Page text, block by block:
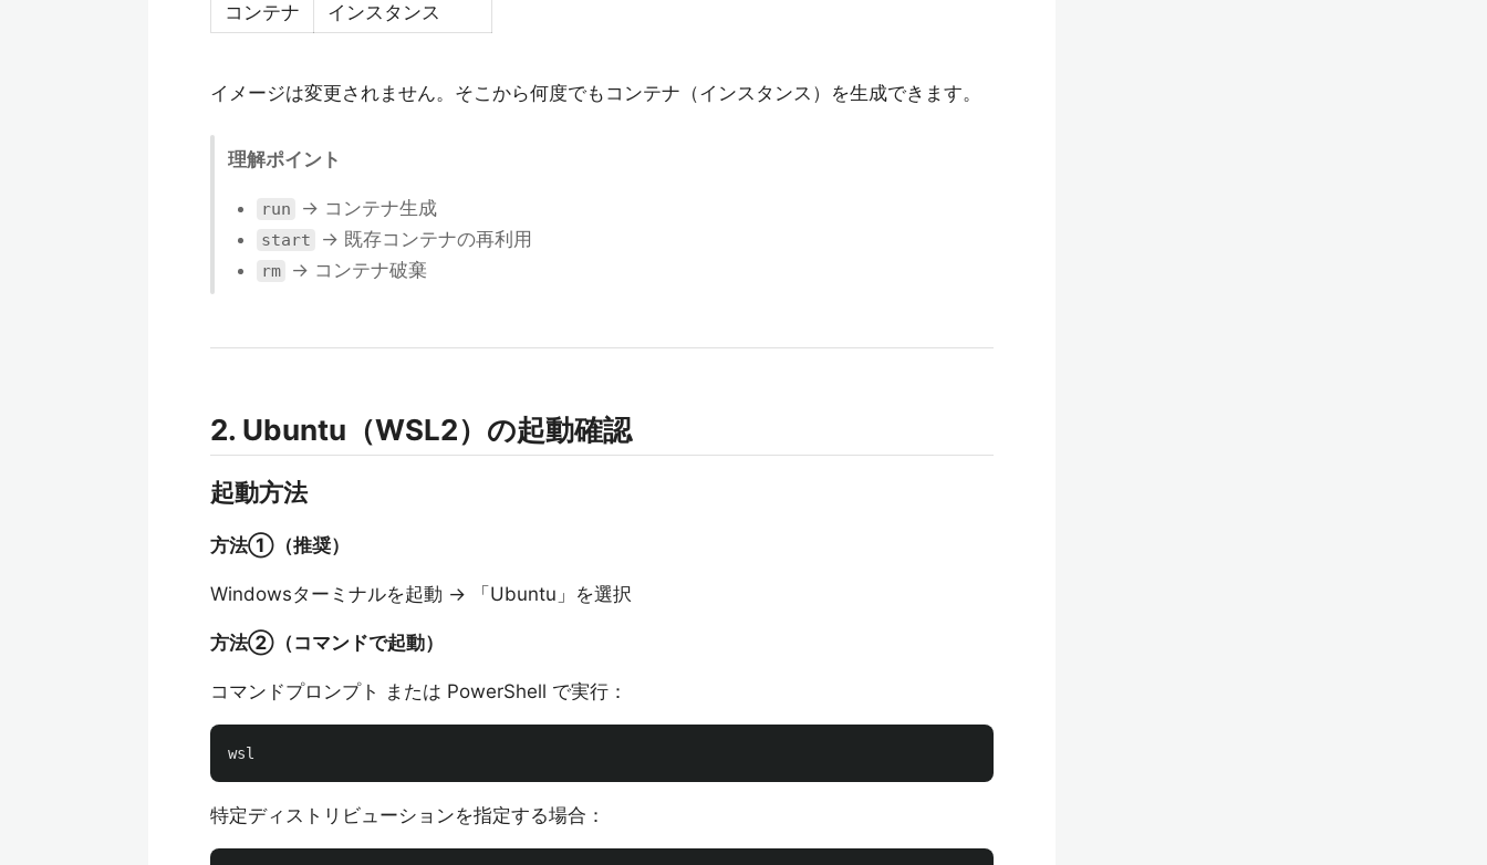
コンテナ
インスタンス
イメージは変更されません。そこから何度でもコンテナ（インスタンス）を生成できます。
理解ポイント
run → コンテナ生成
start → 既存コンテナの再利用
rm → コンテナ破棄
2. Ubuntu（WSL2）の起動確認
起動方法
方法①（推奨）
Windowsターミナルを起動 → 「Ubuntu」を選択
方法②（コマンドで起動）
コマンドプロンプト または PowerShell で実行：
wsl
特定ディストリビューションを指定する場合：